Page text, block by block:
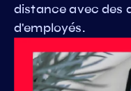
distance avec des
d'employés.